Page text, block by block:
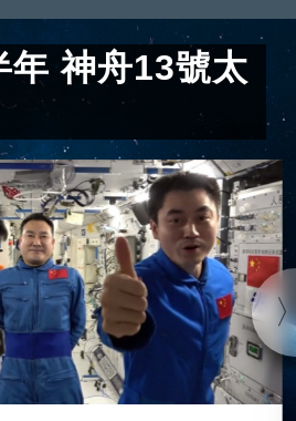
年 神舟13號太